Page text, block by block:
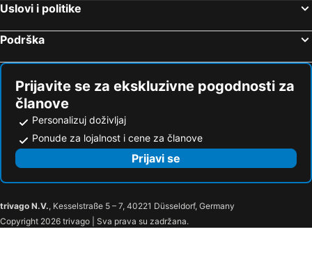
Uslovi i politike
Podrška
Prijavite se za ekskluzivne pogodnosti za
članove
Personalizuj doživljaj
Ponude za lojalnost i cene za članove
Prijavi se
trivago N.V., Kesselstraße 5 – 7, 40221 Düsseldorf, Germany
Copyright 2026 trivago | Sva prava su zadržana.